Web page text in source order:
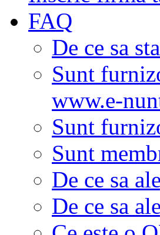
FAQ
De ce sa
Sunt
www.e-
Sunt
Sunt
De ce sa
De ce sa